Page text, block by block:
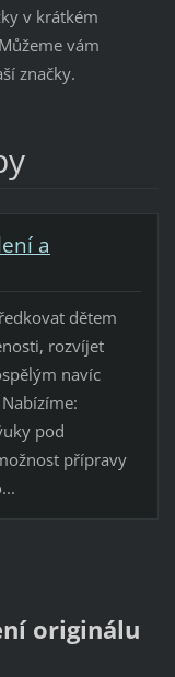
v krátkém
vám
značky.
a
dětem
rozvíjet
navíc
pod
přípravy
originálu